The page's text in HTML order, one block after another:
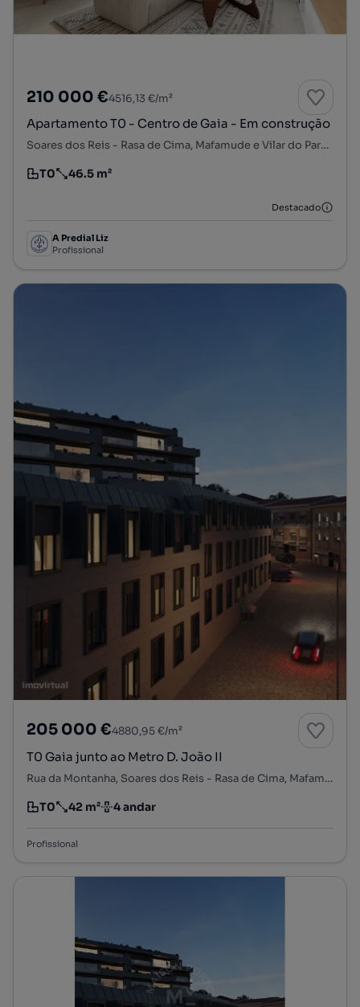
210 000 €4516,13 €/m²
Apartamento T0 - Centro de Gaia - Em construção
Soares dos Reis - Rasa de Cima, Mafamude e Vilar do Paraíso, Vila Nova de Gaia, Porto
Tipologia
T0
Preço por metro quadrado
46.5 m²
Destacado
A Predial Liz
Profissional
205 000 €4880,95 €/m²
T0 Gaia junto ao Metro D. João II
Rua da Montanha, Soares dos Reis - Rasa de Cima, Mafamude e Vilar do Paraíso, Vila Nova de Gaia, Porto
Tipologia
T0
Preço por metro quadrado
42 m²
Andar 4 andar
Profissional